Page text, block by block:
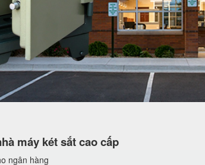
máy két sắt cao cấp
ngân hàng